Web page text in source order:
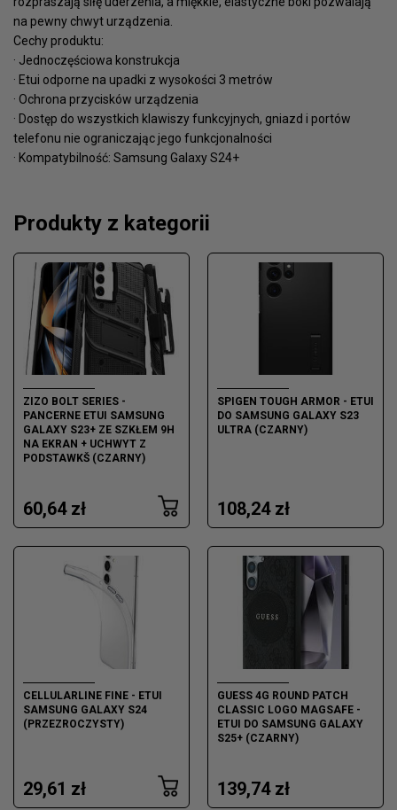
na pewny chwyt urządzenia.
Cechy produktu:
· Jednoczęściowa konstrukcja
· Etui odporne na upadki z wysokości 3 metrów
· Ochrona przycisków urządzenia
· Dostęp do wszystkich klawiszy funkcyjnych, gniazd i portów
telefonu nie ograniczając jego funkcjonalności
· Kompatybilność: Samsung Galaxy S24+
Produkty z kategorii
ZIZO BOLT SERIES -
PANCERNE ETUI SAMSUNG
GALAXY S23+ ZE SZKŁEM 9H
NA EKRAN + UCHWYT Z
PODSTAWKŠ (CZARNY)
60,64 zł
SPIGEN TOUGH ARMOR - ETUI
DO SAMSUNG GALAXY S23
ULTRA (CZARNY)
108,24 zł
CELLULARLINE FINE - ETUI
SAMSUNG GALAXY S24
(PRZEZROCZYSTY)
29,61 zł
GUESS 4G ROUND PATCH
CLASSIC LOGO MAGSAFE -
ETUI DO SAMSUNG GALAXY
S25+ (CZARNY)
139,74 zł